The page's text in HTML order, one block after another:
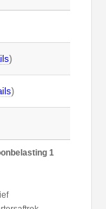
)
)
1